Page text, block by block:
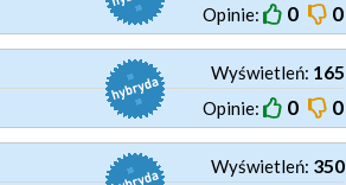
Opinie: 0 0
Opinie: 0 0
Wyświetleń: 165
Wyświetleń: 350